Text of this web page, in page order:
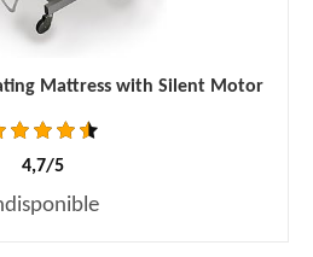
Mattress with Silent Motor
4,7/5